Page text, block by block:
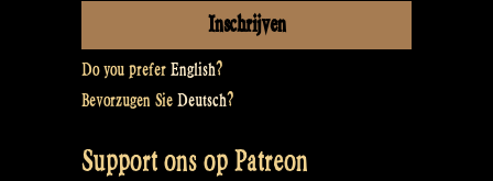
Do you prefer English?
Bevorzugen Sie Deutsch?
Support ons op Patreon